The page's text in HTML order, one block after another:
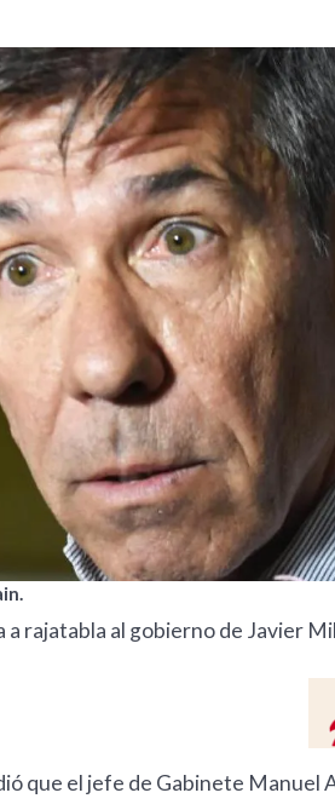
a rajatabla al gobierno de Javier
que el jefe de Gabinete Manuel